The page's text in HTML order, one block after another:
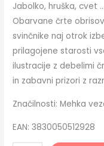
Jabolko, hruška, cvet
Obarvane črte
svinčnike naj otrok
prilagojene starosti
ilustracije z debelimi
in zabavni prizori z
Značilnosti: Mehka
EAN: 3830050512928